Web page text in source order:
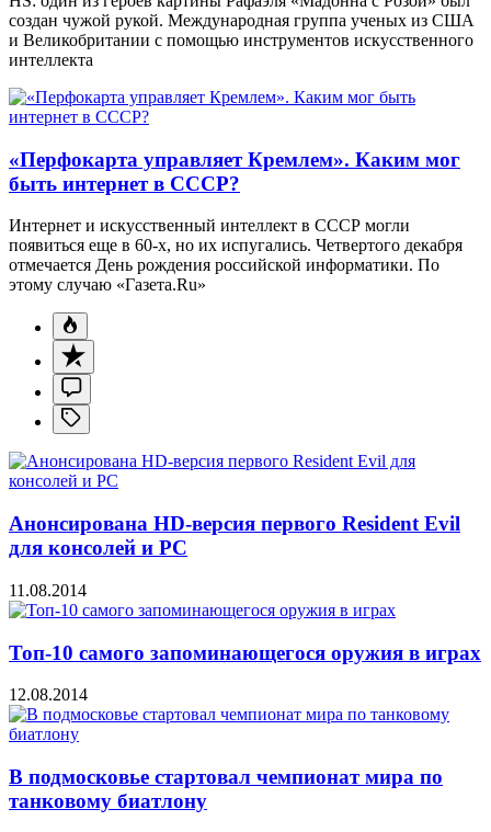
создан чужой рукой. Международная группа ученых из США
и Великобритании с помощью инструментов искусственного
интеллекта
«Перфокарта управляет Кремлем». Каким мог
быть интернет в СССР?
Интернет и искусственный интеллект в СССР могли
появиться еще в 60-х, но их испугались. Четвертого декабря
отмечается День рождения российской информатики. По
этому случаю «Газета.Ru»
Анонсирована HD-версия первого Resident Evil
для консолей и PC
11.08.2014
Топ-10 самого запоминающегося оружия в играх
12.08.2014
В подмосковье стартовал чемпионат мира по
танковому биатлону